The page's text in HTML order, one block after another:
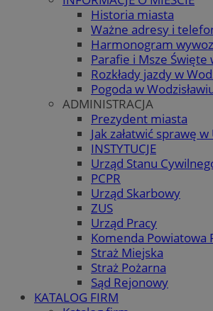
Historia miasta
Ważne adresy i
Harmonogram
Parafie i Msze Święte
Rozkłady jazdy w
Pogoda w
ADMINISTRACJA
Prezydent miasta
Jak załatwić sprawę
INSTYTUCJE
Urząd Stanu
PCPR
Urząd Skarbowy
ZUS
Urząd Pracy
Komenda Powiatowa
Straż Miejska
Straż Pożarna
Sąd Rejonowy
KATALOG FIRM